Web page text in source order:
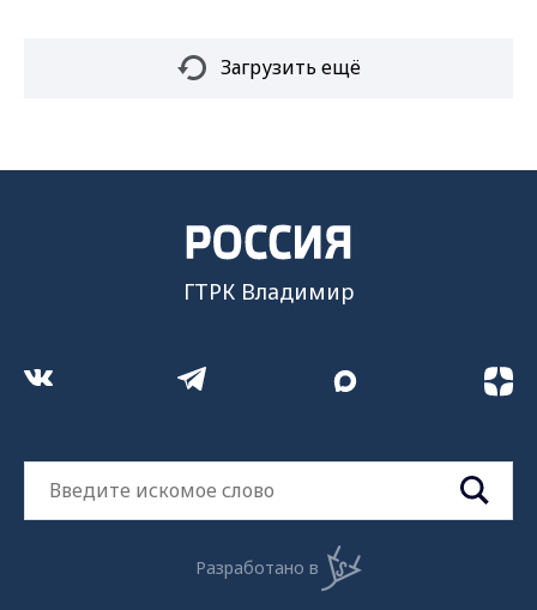
Загрузить ещё
ГТРК Владимир
Разработано в